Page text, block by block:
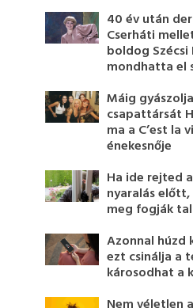
40 év után
Cserháti
boldog Szécsi
mondhatta el
Máig
csapattársát
ma a C’est la
énekesnője
Ha ide rejted
nyaralás
meg fogják
Azonnal húzd
ezt csinálja a
károsodhat a